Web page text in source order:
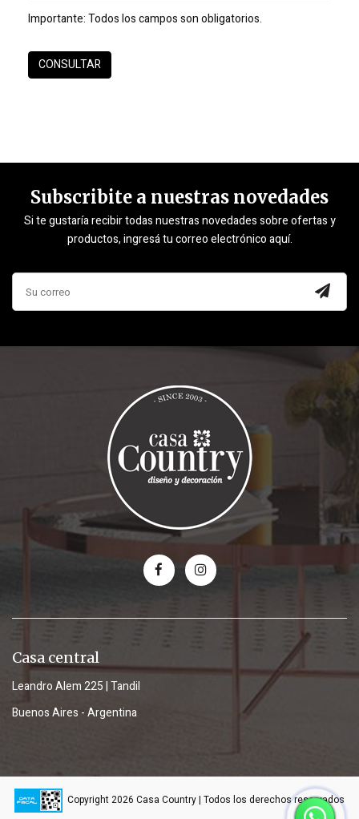
Importante:Todos los campos son obligatorios.
Subscribite a nuestras novedades
Si te gustaría recibir todas nuestras novedades sobre ofertas y
productos, ingresá tu correo electrónico aquí.
Casa central
Leandro Alem 225 | Tandil
Buenos Aires - Argentina
Copyright 2026 Casa Country | Todos los derechos reservados